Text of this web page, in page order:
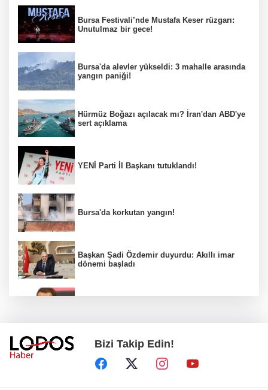
Bursa Festivali’nde Mustafa Keser rüzgarı:
Unutulmaz bir gece!
Bursa'da alevler yükseldi: 3 mahalle arasında
yangın paniği!
Hürmüz Boğazı açılacak mı? İran'dan ABD'ye
sert açıklama
YENİ Parti İl Başkanı tutuklandı!
Bursa'da korkutan yangın!
Başkan Şadi Özdemir duyurdu: Akıllı imar
dönemi başladı
Bakan Gürlek duyurdu: İki çocuk cinayeti
aydınlatıldı!
Bizi Takip Edin!